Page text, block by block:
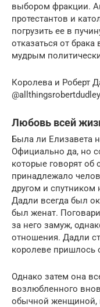
выбором фракции.
протестантов и
погрузить ее в
отказаться от
мудрым
Королева и Роберт
Любовь всей
Была ли Елизавета
Официально да, но
которые говорят об
принадлежало
другом и спутником
Дадли всегда был
был женат.
за него замуж,
отношения. Дадли
королеве пришлось
Однако затем она
возлюбленного
обычной женщиной,